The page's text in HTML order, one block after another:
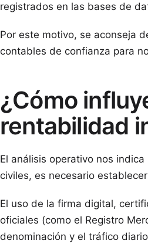
registrados en las bases de
Por este motivo, se aconseja
contables de confianza para
¿Cómo
rentabilidad
El análisis operativo nos
civiles, es necesario
El uso de la firma digital,
oficiales (como el Registro
denominación y el tráfico